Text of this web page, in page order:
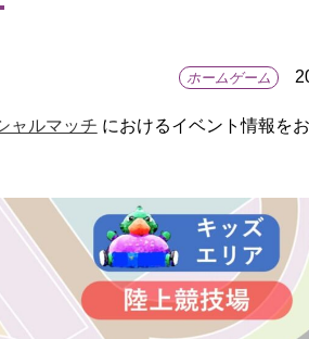
ホームゲーム
ャルマッチ におけるイベント情報を